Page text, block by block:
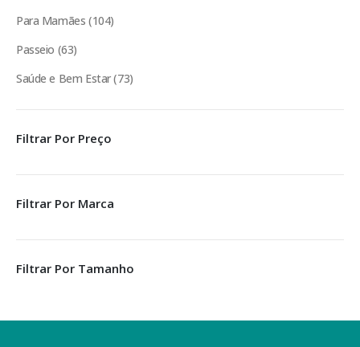
Para Mamães 104
Passeio 63
Saúde e Bem Estar 73
Filtrar Por Preço
Filtrar Por Marca
Filtrar Por Tamanho